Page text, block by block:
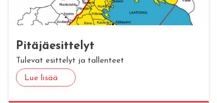
Pi­tä­jäe­sit­te­lyt
Tulevat esittelyt ja tallenteet
Lue lisää